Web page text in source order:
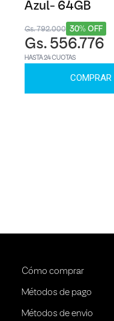
Azul- 64GB
30% OFF
Gs. 792.000
Gs. 556.776
HASTA 24 CUOTAS
COMPRAR
Cómo comprar
Métodos de pago
Métodos de envio